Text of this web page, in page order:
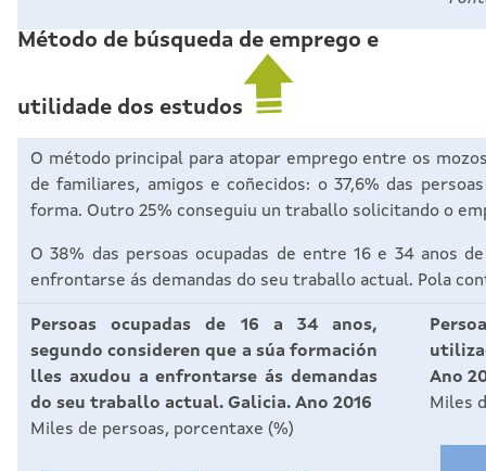
Método de búsqueda de emprego e
utilidade dos estudos
O método principal para atopar emprego entre os
de familiares, amigos e coñecidos: o 37,6% das
forma. Outro 25% conseguiu un traballo solicitando o
O 38% das persoas ocupadas de entre 16 e 34 anos
enfrontarse ás demandas do seu traballo actual. Pola
Persoas ocupadas de 16 a 34 anos,
segundo consideren que a súa formación
lles axudou a enfrontarse ás demandas
do seu traballo actual. Galicia. Ano 2016
Miles de persoas, porcentaxe (%)
Ano
Miles